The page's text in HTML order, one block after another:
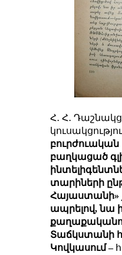
Հ․ Հ․
բուրժուական
բաղկացած
տարիների
Հայաստանի»
ապրելով, նա
Տաճկստանի
Կովկասում –